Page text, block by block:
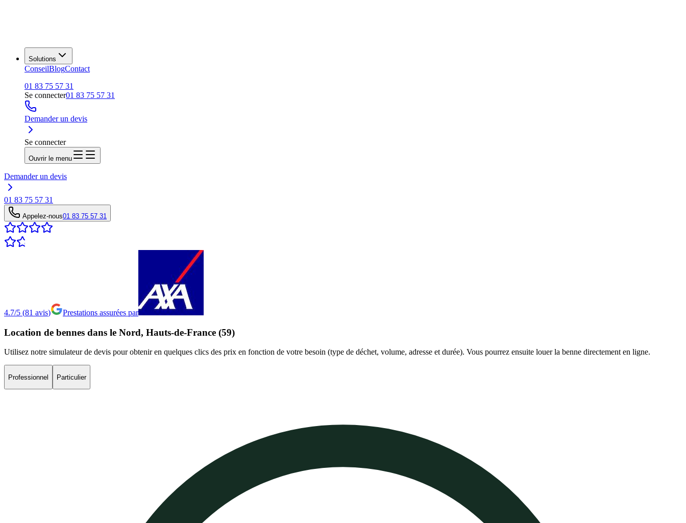
Solutions
ConseilBlogContact
01 83 75 57 31
Se connecter01 83 75 57 31
Demander un devis
Se connecter
Ouvrir le menu
Demander un devis
01 83 75 57 31
Appelez-nous01 83 75 57 31
4.7/5 (81 avis) Prestations assurées par
Location de bennes dans le Nord, Hauts-de-France (59)
Utilisez notre simulateur de devis pour obtenir en quelques clics des prix en fonction de votre besoin (type de déchet, volume, adresse et durée). Vous pourrez ensuite louer la benne directement en ligne.
Professionnel Particulier